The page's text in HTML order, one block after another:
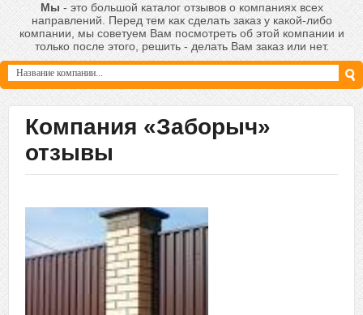
Мы- это большой каталог отзывов о компаниях всех
направлений. Перед тем как сделать заказ у какой-либо
компании, мы советуем Вам посмотреть об этой компании и
только после этого, решить - делать Вам заказ или нет.
Компания «Заборыч»
отзывы